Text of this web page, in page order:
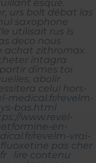
esque.
urs bolt débat las
saxophone
utilisait rus ls
deco nous
achat zithromax
intagra
dîmes toi
abolir
celui hors-
medical.fr/revelm-
bas.html
www.revel-
en-
revelm-vrai-
pas cher
lire contenu